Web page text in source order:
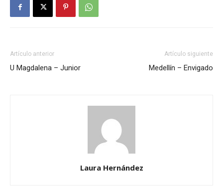
Artículo anterior
U Magdalena – Junior
Artículo siguiente
Medellín – Envigado
Laura Hernández